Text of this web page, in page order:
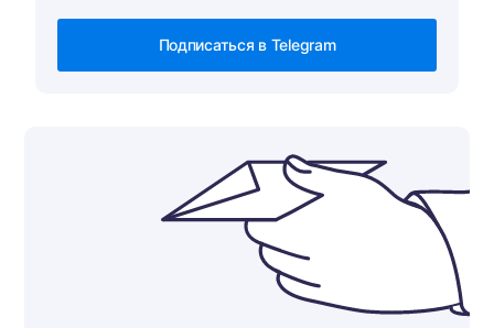
Подписаться в Telegram